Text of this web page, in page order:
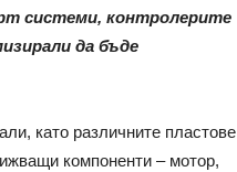
системи, контролерите
да бъде
като различните пластове
компоненти – мотор,